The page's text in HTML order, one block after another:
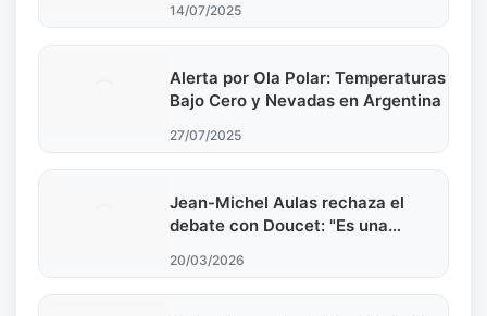
14/07/2025
Alerta por Ola Polar: Temperaturas
Bajo Cero y Nevadas en Argentina
27/07/2025
Jean-Michel Aulas rechaza el
debate con Doucet: "Es una
elecciones municipales de 2026
20/03/2026